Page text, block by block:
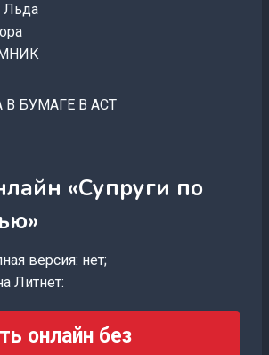
Льда
БУМАГЕ В АСТ
«Супруги по
версия: нет;
Литнет:
онлайн без